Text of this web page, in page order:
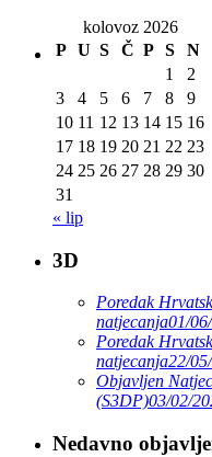
kolovoz 2026
P U S Č P S
N
1
2
3
4 5 6 7 8
9
10 11 12 13 14 15 16
17 18 19 20 21 22 23
24 25 26 27 28 29 30
31
« lip
3D
Poredak
natjecanja01/
Poredak
natjecanja22/
Objavljen
(S3DP)03/02/
Nedavno